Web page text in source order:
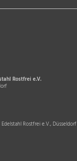
Rostfrei e.V.
Rostfrei e.V., Düsseldorf